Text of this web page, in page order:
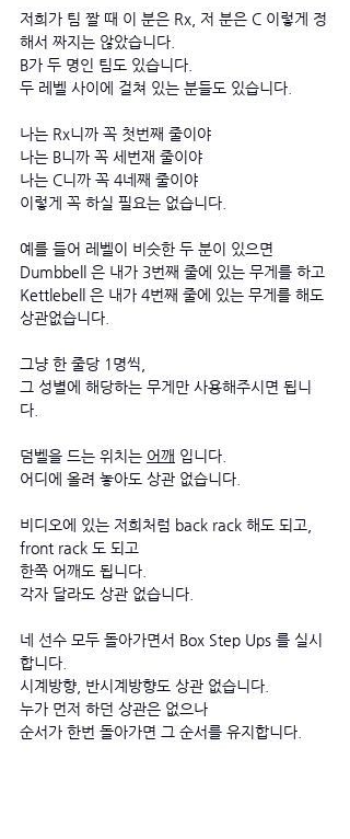
저희가 팀 짤 때 이 분은 Rx, 저 분은 C 이렇게 정
해서 짜지는 않았습니다.
B가 두 명인 팀도 있습니다.
두 레벨 사이에 걸쳐 있는 분들도 있습니다.
나는 Rx니까 꼭 첫번째 줄이야
나는 B니까 꼭 세번재 줄이야
나는 C니까 꼭 4네째 줄이야
이렇게 꼭 하실 필요는 없습니다.
예를 들어 레벨이 비슷한 두 분이 있으면
Dumbbell 은 내가 3번째 줄에 있는 무게를 하고
Kettlebell 은 내가 4번째 줄에 있는 무게를 해도
상관없습니다.
그냥 한 줄당 1명씩,
그 성별에 해당하는 무게만 사용해주시면 됩니
다.
덤벨을 드는 위치는 어깨 입니다.
어디에 올려 놓아도 상관 없습니다.
비디오에 있는 저희처럼 back rack 해도 되고,
front rack 도 되고
한쪽 어깨도 됩니다.
각자 달라도 상관 없습니다.
네 선수 모두 돌아가면서 Box Step Ups 를 실시
합니다.
시계방향, 반시계방향도 상관 없습니다.
누가 먼저 하던 상관은 없으나
순서가 한번 돌아가면 그 순서를 유지합니다.